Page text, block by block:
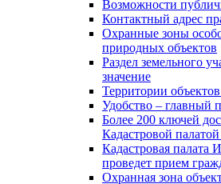
Возможности
Контактный адрес
Охранные зоны
природных объектов
Раздел земельного
значение
Территории
Удобство – главный
Более 200 ключей
Кадастровой
Кадастровая палата
проведет прием
Охранная зона